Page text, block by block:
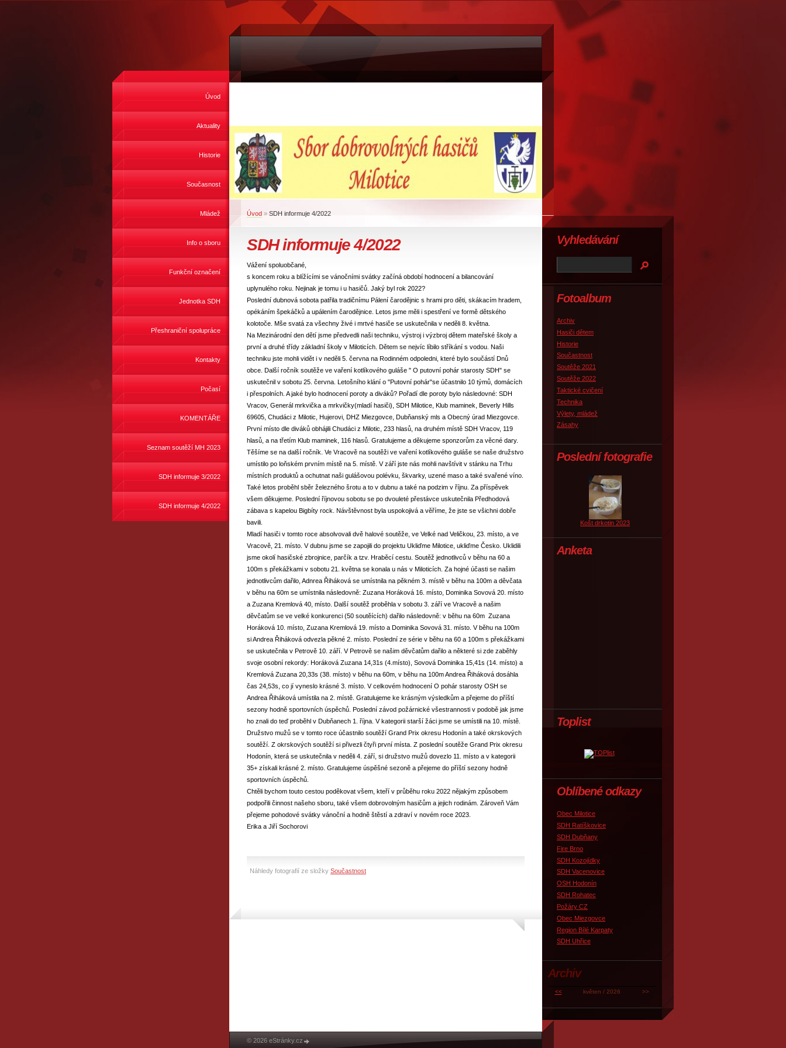
Úvod
Aktuality
Historie
Současnost
Mládež
Info o sboru
Funkční označení
Jednotka SDH
Přeshraniční spolupráce
Kontakty
Počasí
KOMENTÁŘE
Seznam soutěží MH 2023
SDH informuje 3/2022
SDH informuje 4/2022
Úvod » SDH informuje 4/2022
SDH informuje 4/2022
Vážení spoluobčané,
s koncem roku a blížícími se vánočními svátky začíná období hodnocení a bilancování
uplynulého roku. Nejinak je tomu i u hasičů. Jaký byl rok 2022?
Poslední dubnová sobota patřila tradičnímu Pálení čarodějnic s hrami pro děti, skákacím hradem,
opékáním špekáčků a upálením čarodějnice. Letos jsme měli i spestření ve formě dětského
kolotoče. Mše svatá za všechny živé i mrtvé hasiče se uskutečnila v neděli 8. května.
Na Mezinárodní den dětí jsme předvedli naši techniku, výstroj i výzbroj dětem mateřské školy a
první a druhé třídy základní školy v Miloticích. Dětem se nejvíc líbilo stříkání s vodou. Naši
techniku jste mohli vidět i v neděli 5. června na Rodinném odpoledni, které bylo součástí Dnů
obce. Další ročník soutěže ve vaření kotlíkového guláše " O putovní pohár starosty SDH" se
uskutečnil v sobotu 25. června. Letošního klání o "Putovní pohár"se účastnilo 10 týmů, domácích
i přespolních. A jaké bylo hodnocení poroty a diváků? Pořadí dle poroty bylo následovné: SDH
Vracov, Generál mrkvička a mrkvičky(mladí hasiči), SDH Milotice, Klub maminek, Beverly Hills
69605, Chudáci z Milotic, Hujerovi, DHZ Miezgovce, Dubňanský mls a Obecný úrad Miezgovce.
První místo dle diváků obhájili Chudáci z Milotic, 233 hlasů, na druhém místě SDH Vracov, 119
hlasů, a na třetím Klub maminek, 116 hlasů. Gratulujeme a děkujeme sponzorům za věcné dary.
Těšíme se na další ročník. Ve Vracově na soutěži ve vaření kotlíkového guláše se naše družstvo
umístilo po loňském prvním místě na 5. místě. V září jste nás mohli navštívit v stánku na Trhu
místních produktů a ochutnat naši gulášovou polévku, škvarky, uzené maso a také svařené víno.
Také letos proběhl sběr železného šrotu a to v dubnu a také na podzim v říjnu. Za příspěvek
všem děkujeme. Poslední říjnovou sobotu se po dvouleté přestávce uskutečnila Předhodová
zábava s kapelou Bigbíty rock. Návštěvnost byla uspokojivá a věříme, že jste se všichni dobře
bavili.
Mladí hasiči v tomto roce absolvovali dvě halové soutěže, ve Velké nad Veličkou, 23. místo, a ve
Vracově, 21. místo. V dubnu jsme se zapojili do projektu Ukliďme Milotice, ukliďme Česko. Uklidili
jsme okolí hasičské zbrojnice, parčík a tzv. Hraběcí cestu. Soutěž jednotlivců v běhu na 60 a
100m s překážkami v sobotu 21. května se konala u nás v Miloticích. Za hojné účasti se našim
jednotlivcům dařilo, Adnrea Řiháková se umístnila na pěkném 3. místě v běhu na 100m a děvčata
v běhu na 60m se umístnila následovně: Zuzana Horáková 16. místo, Dominika Sovová 20. místo
a Zuzana Kremlová 40, místo. Další soutěž proběhla v sobotu 3. září ve Vracově a našim
děvčatům se ve velké konkurenci (50 soutěících) dařilo následovně: v běhu na 60m Zuzana
Horáková 10. místo, Zuzana Kremlová 19. místo a Dominika Sovová 31. místo. V běhu na 100m
si Andrea Řiháková odvezla pěkné 2. místo. Poslední ze série v běhu na 60 a 100m s překážkami
se uskutečnila v Petrově 10. září. V Petrově se našim děvčatům dařilo a některé si zde zaběhly
svoje osobní rekordy: Horáková Zuzana 14,31s (4.místo), Sovová Dominika 15,41s (14. místo) a
Kremlová Zuzana 20,33s (38. místo) v běhu na 60m, v běhu na 100m Andrea Řiháková dosáhla
čas 24,53s, co jí vyneslo krásné 3. místo. V celkovém hodnocení O pohár starosty OSH se
Andrea Řiháková umístila na 2. místě. Gratulujeme ke krásným výsledkům a přejeme do příští
sezony hodně sportovních úspěchů. Poslední závod požárnické všestrannosti v podobě jak jsme
ho znali do teď proběhl v Dubňanech 1. října. V kategorii starší žáci jsme se umístili na 10. místě.
Družstvo mužů se v tomto roce účastnilo soutěží Grand Prix okresu Hodonín a také okrskových
soutěží. Z okrskových soutěží si přivezli čtyři první místa. Z poslední soutěže Grand Prix okresu
Hodonín, která se uskutečnila v neděli 4. září, si družstvo mužů dovezlo 11. místo a v kategorii
35+ získali krásné 2. místo. Gratulujeme úspěšné sezoně a přejeme do příští sezony hodně
sportovních úspěchů.
Chtěli bychom touto cestou poděkovat všem, kteří v průběhu roku 2022 nějakým způsobem
podpořili činnost našeho sboru, také všem dobrovolným hasičům a jejich rodinám. Zároveň Vám
přejeme pohodové svátky vánoční a hodně štěstí a zdraví v novém roce 2023.
Erika a Jiří Sochorovi
Náhledy fotografií ze složky Součastnost
Fotoalbum
Archiv
Hasiči dětem
Historie
Součastnost
Soutěže 2021
Soutěže 2022
Taktické cvičení
Technika
Výlety, mládež
Zásahy
Poslední fotografie
Košt drkotin 2023
Anketa
Toplist
Oblíbené odkazy
Obec Milotice
SDH Ratíškovice
SDH Dubňany
Fire Brno
SDH Kozojídky
SDH Vacenovice
OSH Hodonín
SDH Rohatec
Požáry CZ
Obec Miezgovce
Region Bílé Karpaty
SDH Uhřice
Vyhledávání
Archiv
<< květen / 2026 >>
© 2026 eStránky.cz